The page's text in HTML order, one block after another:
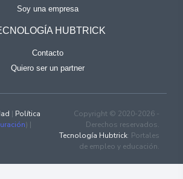
Soy una empresa
HUBTRICK
Contacto
Quiero ser un partner
| Política
) |
Copyright © 2020-2026 -
Derechos reservados.
Tecnología Hubtrick: Portales
de empleo y educación.